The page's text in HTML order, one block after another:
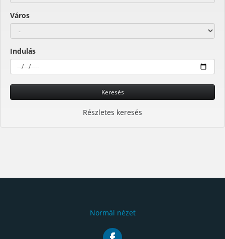
Város
Indulás
Keresés
Részletes keresés
Normál nézet